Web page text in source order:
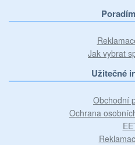
Jak vybrat
Užitečné
Obchodní
Ochrana